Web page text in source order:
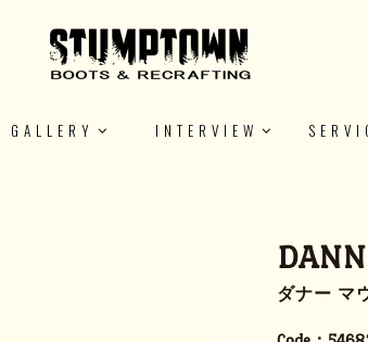
GALLERY INTERVIEW
ダナー マ